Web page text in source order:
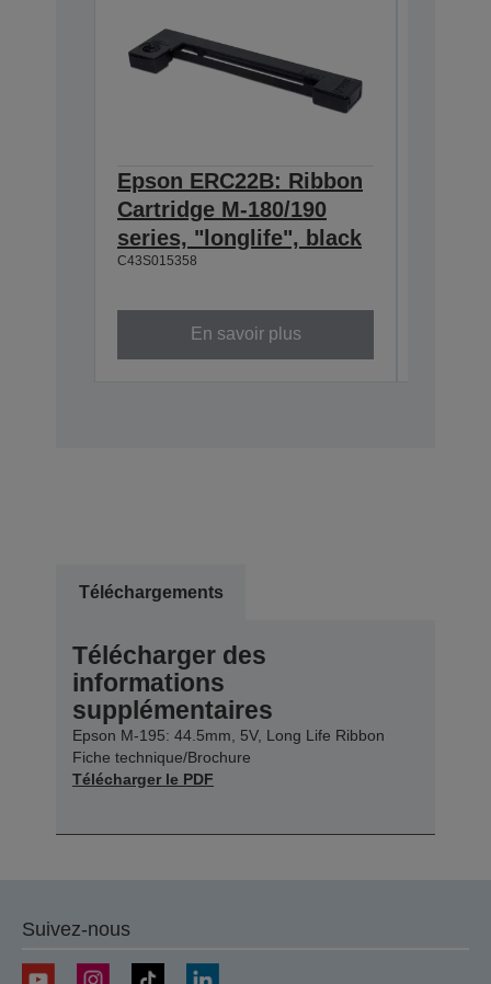
Epson ERC22B: Ribbon
Cartridge M-180/190
series, "longlife", black
C43S015358
En savoir plus
Téléchargements
Télécharger des
informations
supplémentaires
Epson M-195: 44.5mm, 5V, Long Life Ribbon
Fiche technique/Brochure
Télécharger le PDF
Suivez-nous